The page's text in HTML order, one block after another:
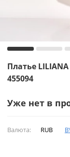
Платье
455094
Уже нет в
Валюта: RUB